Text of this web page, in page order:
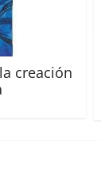
creación